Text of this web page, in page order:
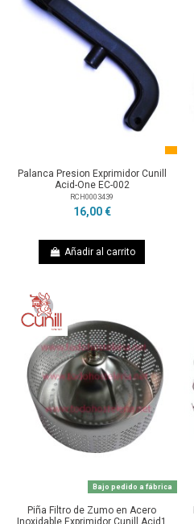
Palanca Presion Exprimidor Cunill
Acid-One EC-002
RCH0003439
16,00 €
Añadir al carrito
Bajo pedido a fábrica
Piña Filtro de Zumo en Acero